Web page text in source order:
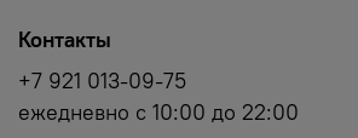
Контакты
+7 921 013-09-75
ежедневно с 10:00 до 22:00